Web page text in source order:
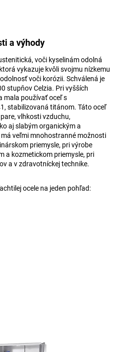
a výhody
voči kyselinám odolná
vykazuje kvôli svojmu nízkemu
voči korózii. Schválená je
stupňov Celzia. Pri vyšších
mala používať oceľ s
stabilizovaná titánom. Táto oceľ
vlhkosti vzduchu,
aj slabým organickým a
veľmi mnohostranné možnosti
priemysle, pri výrobe
a kozmetickom priemysle, pri
a v zdravotníckej technike.
ocele na jeden pohľad: